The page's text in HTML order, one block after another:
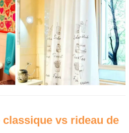
vs rideau de